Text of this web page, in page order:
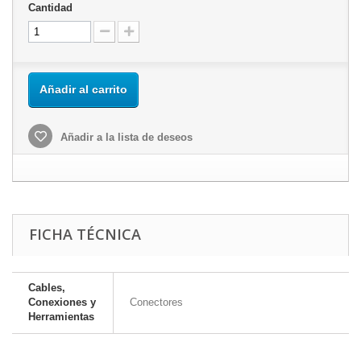
Cantidad
Añadir al carrito
Añadir a la lista de deseos
FICHA TÉCNICA
Cables,
Conexiones y
Herramientas
Conectores